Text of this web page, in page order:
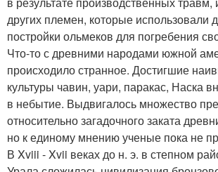
других племен, которые использовали
постройки ольмеков для погребения
Что-то с древними народами южной
происходило странное. Достигшие
культуры чавин, уари, паракас, Наска
в небытие. Выдвигалось множество
относительно загадочного заката
но к единому мнению ученые пока не
В Xviii - Xvii веках до н. э. в степном